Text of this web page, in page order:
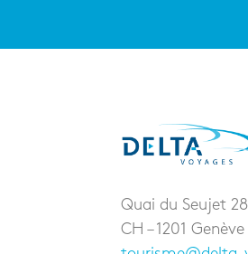
Quai du Seujet 28
CH – 1201 Genève